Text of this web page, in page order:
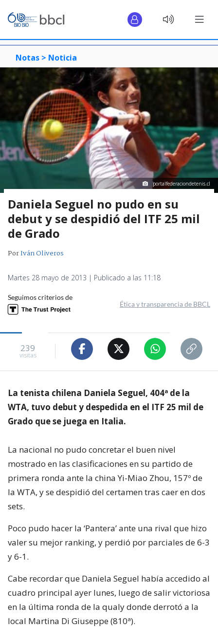
Notas > Noticia
portalfederaciondetenis.cl
Daniela Seguel no pudo en su
debut y se despidió del ITF 25 mil
de Grado
PorIván Oliveros
Martes 28 mayo de 2013 | Publicado a las 11:18
Seguimos criterios de
Ética y transparencia de BBCL
239
visitas
La tenista chilena Daniela Seguel, 404ª de la
WTA, tuvo debut y despedida en el ITF 25 mil de
Grado que se juega en Italia.
La nacional no pudo concretar el buen nivel
mostrado en las clasificaciones en su partido de
primera ronda ante la china Yi-Miao Zhou, 157º de
la WTA, y se despidió del certamen tras caer en dos
sets.
Poco pudo hacer la ‘Pantera’ ante una rival que hizo
valer su mejor ranking, y perdió por parciales de 6-3
y 6-1.
Cabe recordar que Daniela Seguel había accedido al
cuadro principal ayer lunes, luego de salir victoriosa
en la última ronda de la qualy donde derrotó a la
local Martina Di Giuseppe (810ª).